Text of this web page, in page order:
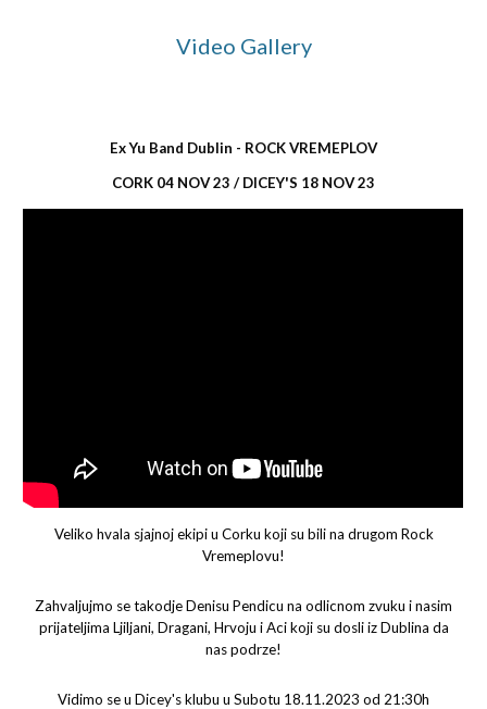
Video Gallery
Ex Yu Band Dublin - ROCK VREMEPLOV
CORK 04 NOV 23 / DICEY'S 18 NOV 23
Veliko hvala sjajnoj ekipi u Corku koji su bili na drugom Rock
Vremeplovu!
Zahvaljujmo se takodje Denisu Pendicu na odlicnom zvuku i nasim
prijateljima Ljiljani, Dragani, Hrvoju i Aci koji su dosli iz Dublina da
nas podrze!
Vidimo se u Dicey's klubu u Subotu 18.11.2023 od 21:30h